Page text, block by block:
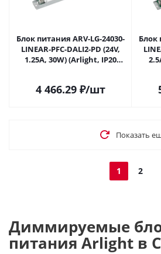
Блок питания ARV-LG-24030-
LINEAR-PFC-DALI2-PD (24V,
1.25A, 30W) (Arlight, IP20
4 466.29₽/шт
Блок
Показать
1 2
Диммируемые
питания Arlight в